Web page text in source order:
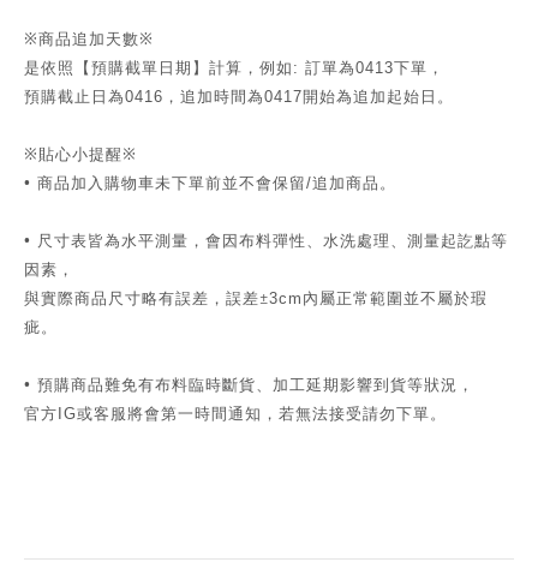
※商品追加天數※
是依照【預購截單日期】計算，例如 : 訂單為0413下單，
預購截止日為0416 ，追加時間為0417開始為追加起始日。
※貼心小提醒※
• 商品加入購物車未下單前並不會保留/追加商品。
• 尺寸表皆為水平測量，會因布料彈性、水洗處理、測量起訖點等
因素，
與實際商品尺寸略有誤差，誤差±3cm 內屬正常範圍並不屬於瑕
疵。
• 預購商品難免有布料臨時斷貨、加工延期影響到貨等狀況，
官方 IG或客服將會第一時間通知，若無法接受請勿下單。